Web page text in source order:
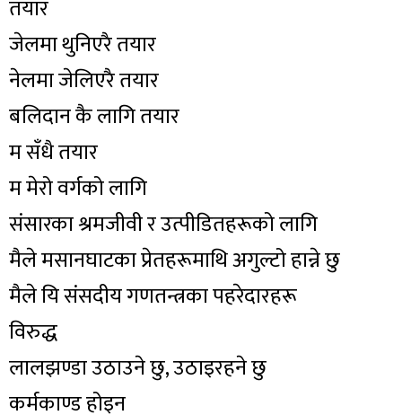
तयार
जेलमा थुनिएरै तयार
नेलमा जेलिएरै तयार
बलिदान कै लागि तयार
म सँधै तयार
म मेरो वर्गको लागि
संसारका श्रमजीवी र उत्पीडितहरूको लागि
मैले मसानघाटका प्रेतहरूमाथि अगुल्टो हान्ने छु
मैले यि संसदीय गणतन्त्रका पहरेदारहरू
विरुद्ध
लालझण्डा उठाउने छु, उठाइरहने छु
कर्मकाण्ड होइन